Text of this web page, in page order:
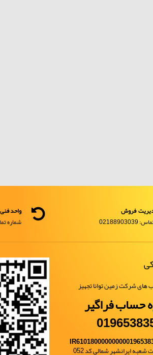
فروش
واحد
شماره تماس:
های شرکت زمین توانا تجهیز
حساب فراگیر
شعبه ایرانشهر شمالی کد 052